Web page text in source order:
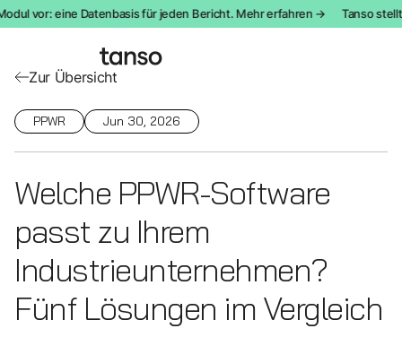
vor: eine Datenbasis für jeden Bericht. Mehr erfahren → Tanso stellt
Zur Übersicht
PPWR Jun 30, 2026
Welche PPWR-Software
passt zu Ihrem
Industrieunternehmen?
Fünf Lösungen im Vergleich